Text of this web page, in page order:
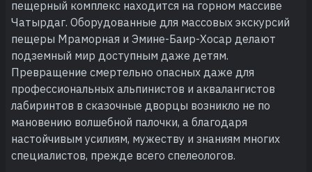
пещерный комплекс находится на горном массиве
Чатырдаг. Оборудованные для массовых экскурсий
пещеры Мраморная и Эмине-Баир-Хосар делают
подземный мир доступным даже детям.
Превращение смертельно опасных даже для
профессиональных альпинистов и аквалангистов
лабиринтов в сказочные дворцы возникло не по
мановению волшебной палочки, а благодаря
настойчивым усилиям, мужеству и знаниям многих
специалистов, прежде всего спелеологов.